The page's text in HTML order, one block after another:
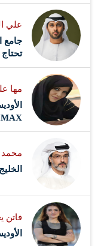
علي
جامع
مها
محمد
فاتن